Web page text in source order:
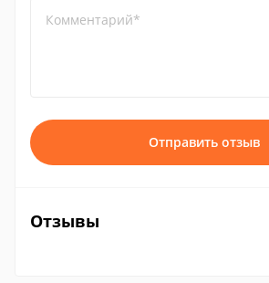
Комментарий*
Отправить отзыв
Отзывы